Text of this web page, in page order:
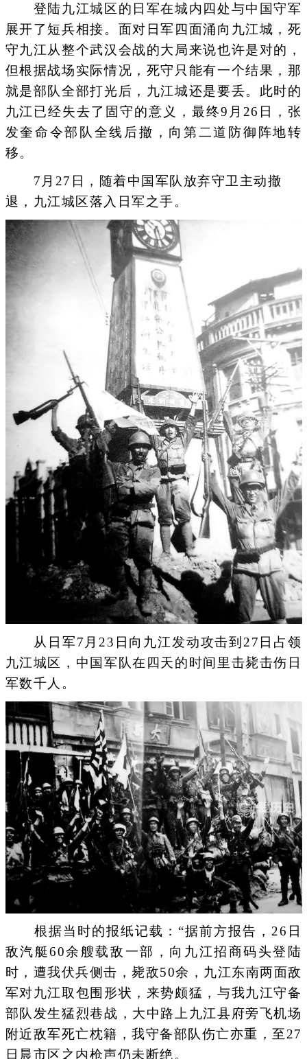
登陆九江城区的日军在城内四处与中国守军
展开了短兵相接。面对日军四面涌向九江城，死
守九江从整个武汉会战的大局来说也许是对的，
但根据战场实际情况，死守只能有一个结果，那
就是部队全部打光后，九江城还是要丢。此时的
九江已经失去了固守的意义，最终9月26日，张
发奎命令部队全线后撤，向第二道防御阵地转
移。
7月27日，随着中国军队放弃守卫主动撤
退，九江城区落入日军之手。
从日军7月23日向九江发动攻击到27日占领
九江城区，中国军队在四天的时间里击毙击伤日
军数千人。
根据当时的报纸记载：“据前方报告，26日
敌汽艇60余艘载敌一部，向九江招商码头登陆
时，遭我伏兵侧击，毙敌50余，九江东南两面敌
军对九江取包围形状，来势颇猛，与我九江守备
部队发生猛烈巷战，大中路上九江县府旁飞机场
附近敌军死亡枕籍，我守备部队伤亡亦重，至27
日晨市区之内枪声仍未断绝。